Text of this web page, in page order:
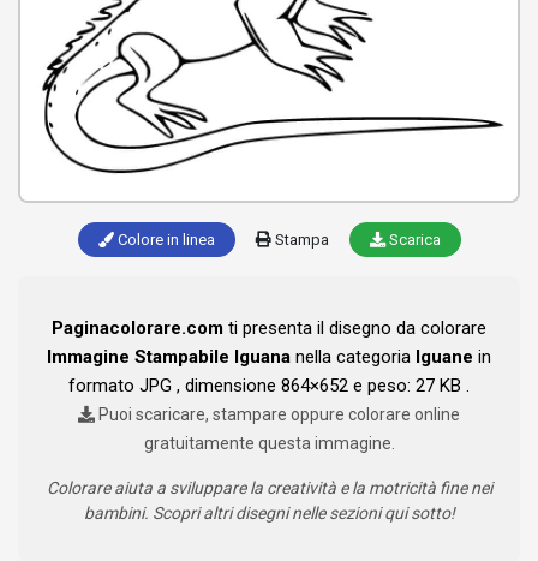
Colore in linea Stampa Scarica
Paginacolorare.com ti presenta il disegno da colorare
Immagine Stampabile Iguana nella categoria Iguane in
formato JPG , dimensione 864×652 e peso: 27 KB .
Puoi scaricare, stampare oppure colorare online
gratuitamente questa immagine.
Colorare aiuta a sviluppare la creatività e la motricità fine nei
bambini. Scopri altri disegni nelle sezioni qui sotto!